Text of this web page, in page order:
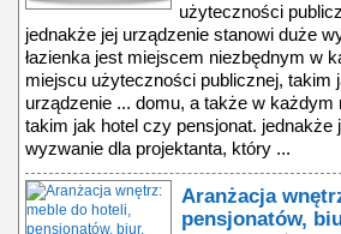
użyteczności
jednakże jej urządzenie stanowi duże
łazienka jest miejscem niezbędnym w
miejscu użyteczności publicznej, takim
urządzenie ... domu, a także w
takim jak hotel czy pensjonat. jednakże
wyzwanie dla projektanta, który ...
Aranżacja
pensjonatów,